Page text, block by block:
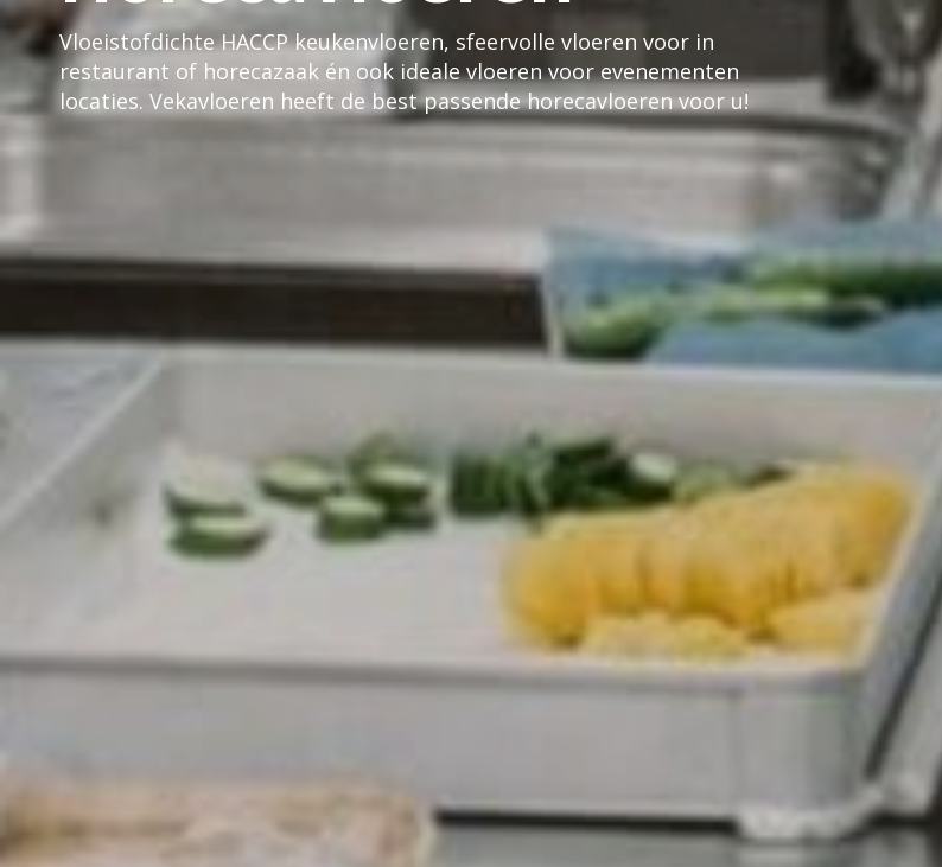
Vloeistofdichte HACCP keukenvloeren, sfeervolle vloeren voor in
restaurant of horecazaak én ook ideale vloeren voor evenementen
locaties. Vekavloeren heeft de best passende horecavloeren voor u!